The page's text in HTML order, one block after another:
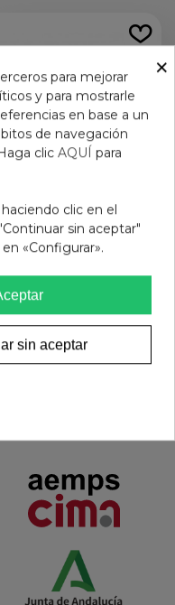
MIX ADVANCED
REFUERZO 20 + 8
SOBRES MONODOSIS
2,5
G
14,80 €
Ver más
×
para mejorar
y para mostrarle
en base a un
de navegación
clic AQUÍ para
clic en el
sin aceptar"
«Configurar».
sin aceptar